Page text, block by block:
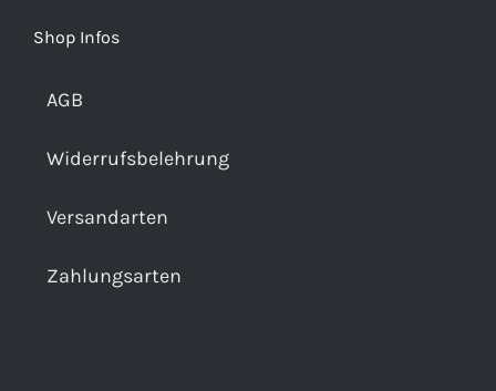
Shop Infos
AGB
Widerrufsbelehrung
Versandarten
Zahlungsarten